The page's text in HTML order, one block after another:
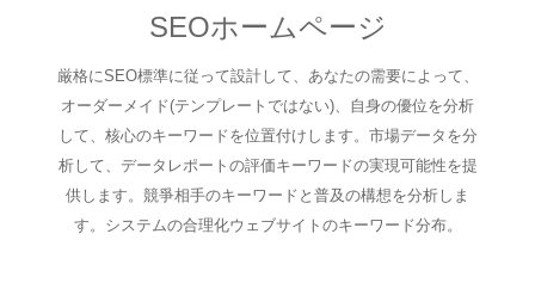
SEOホームページ
厳格にSEO標準に従って設計して、あなたの需要によって、
オーダーメイド(テンプレートではない)、自身の優位を分析
して、核心のキーワードを位置付けします。市場データを分
析して、データレポートの評価キーワードの実現可能性を提
供します。競爭相手のキーワードと普及の構想を分析しま
す。システムの合理化ウェブサイトのキーワード分布。